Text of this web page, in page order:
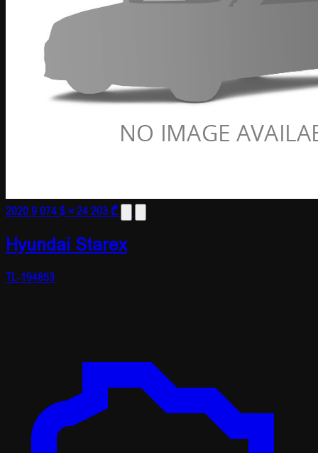
20209 074 $≈ 24 203 ₾
Hyundai Starex
TL-194853